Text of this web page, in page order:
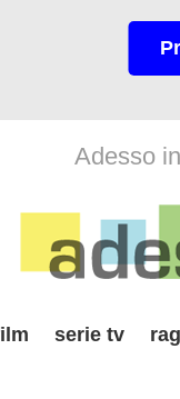
Adesso
serie tv